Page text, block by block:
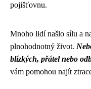
pojišťovnu.
Mnoho lidí našlo sílu a
plnohodnotný život.
blízkých, přátel nebo
vám pomohou najít